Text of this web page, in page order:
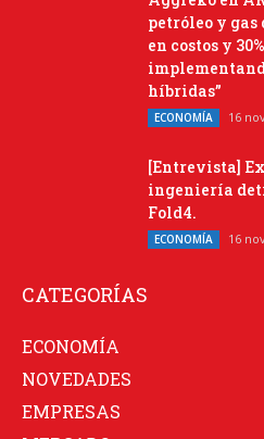
petróleo y
en costos y
híbridas”
ECONOMÍA 16
[Entrevista]
ingeniería
Fold4.
ECONOMÍA 16
CATEGORÍAS
ECONOMÍA
NOVEDADES
EMPRESAS